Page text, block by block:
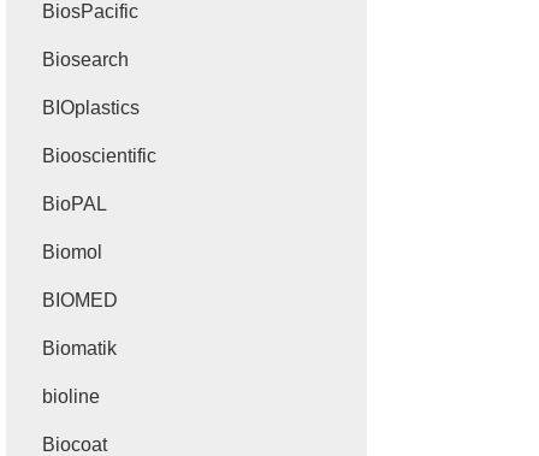
BiosPacific
Biosearch
BIOplastics
Biooscientific
BioPAL
Biomol
BIOMED
Biomatik
bioline
Biocoat